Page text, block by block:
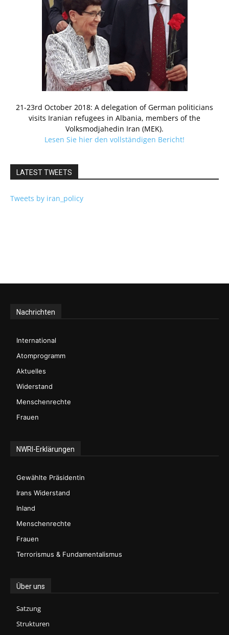
21-23rd October 2018: A delegation of German politicians
visits Iranian refugees in Albania, members of the
Volksmodjahedin Iran (MEK).
Lesen Sie hier den vollständigen Bericht!
LATEST TWEETS
Tweets by iran_policy
Nachrichten
International
Atomprogramm
Aktuelles
Widerstand
Menschenrechte
Frauen
NWRI-Erklärungen
Gewählte Präsidentin
Irans Widerstand
Inland
Menschenrechte
Frauen
Terrorismus & Fundamentalismus
Über uns
Satzung
Strukturen